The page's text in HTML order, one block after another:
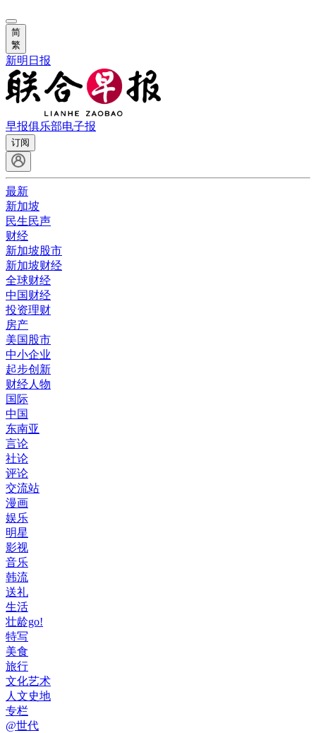
简
繁
新明日报
早报俱乐部电子报
订阅
最新
新加坡
民生民声
财经
新加坡股市
新加坡财经
全球财经
中国财经
投资理财
房产
美国股市
中小企业
起步创新
财经人物
国际
中国
东南亚
言论
社论
评论
交流站
漫画
娱乐
明星
影视
音乐
韩流
送礼
生活
壮龄go!
特写
美食
旅行
文化艺术
人文史地
专栏
@世代